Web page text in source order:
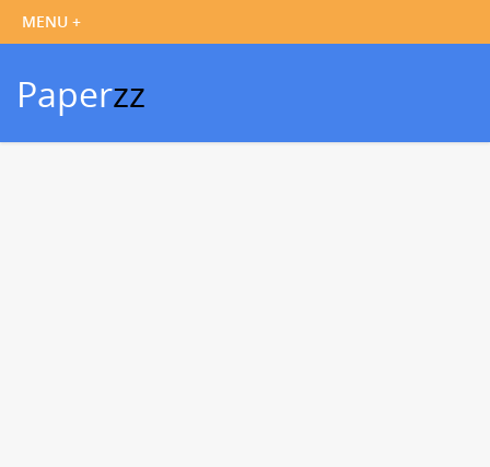
Paperzz